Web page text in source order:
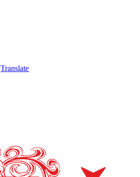
Translate